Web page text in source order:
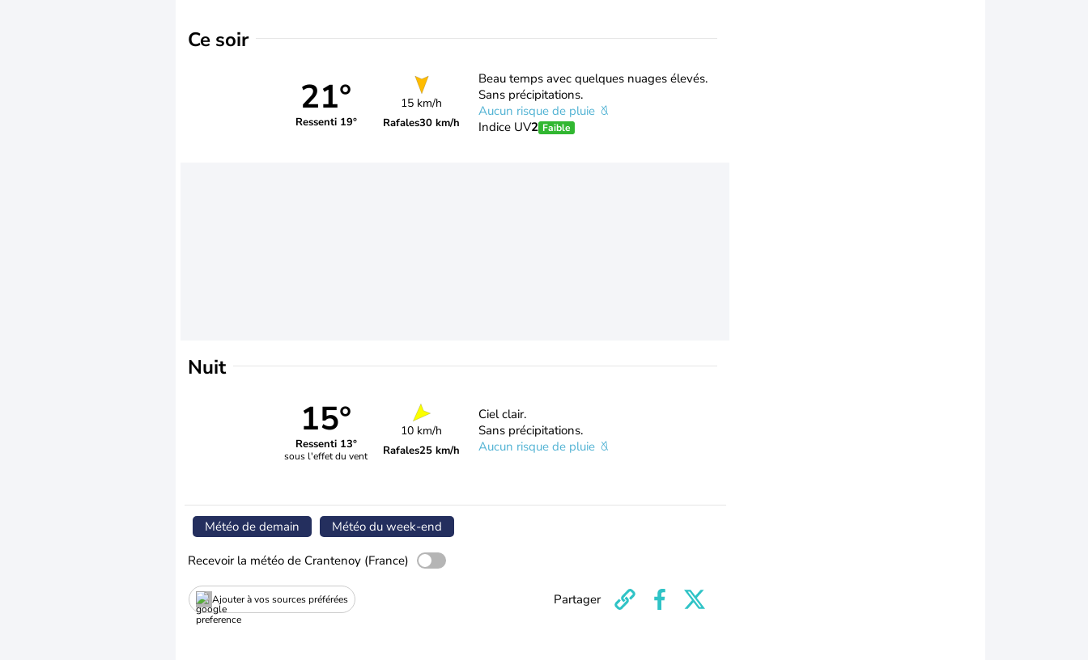
Ce soir
21°
Ressenti 19°
15 km/h
Rafales30 km/h
Beau temps avec quelques nuages élevés.
Sans précipitations.
Aucun risque de pluie
Indice UV2 Faible
Nuit
15°
Ressenti 13°
sous l'effet du vent
10 km/h
Rafales25 km/h
Ciel clair.
Sans précipitations.
Aucun risque de pluie
Météo de demain Météo du week-end
Recevoir la météo de Crantenoy (France)
Ajouter à vos sources préférées Partager